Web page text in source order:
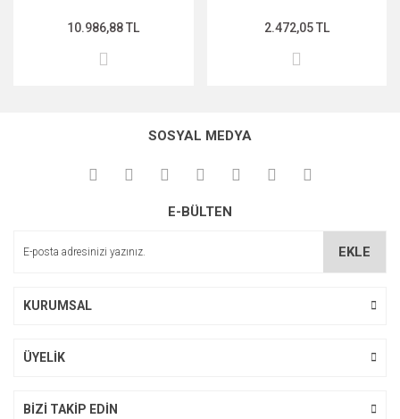
10.986,88 TL 2.472,05 TL
SOSYAL MEDYA
E-BÜLTEN
EKLE
KURUMSAL
ÜYELİK
BİZİ TAKİP EDİN